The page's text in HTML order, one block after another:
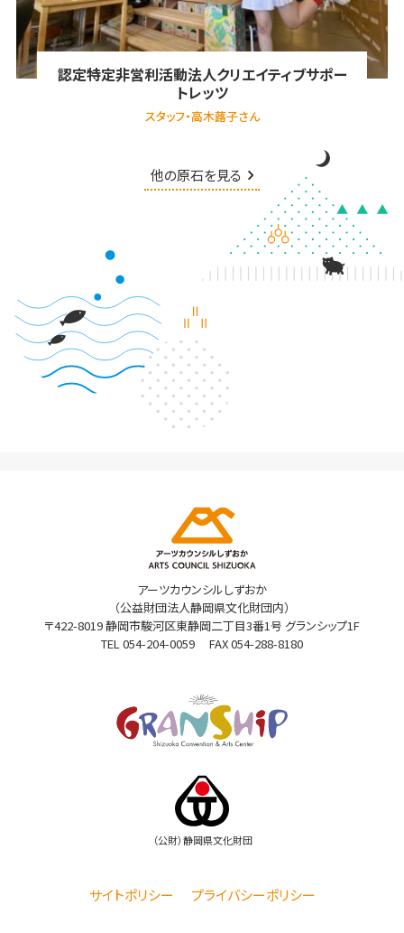
認定特定非営利活動法人クリエイティブサポー
トレッツ
スタッフ・高木蕗子さん
他の原石を見る
アーツカウンシルしずおか
（公益財団法人静岡県文化財団内）
〒422-8019 静岡市駿河区東静岡二丁目3番1号 グランシップ1F
TEL054-204-0059 FAX 054-288-8180
（公財）静岡県文化財団
サイトポリシー プライバシーポリシー